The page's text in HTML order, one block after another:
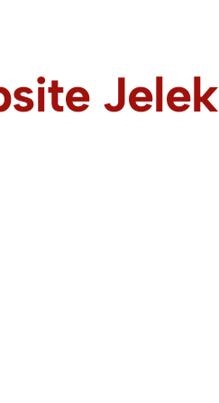
Jelek